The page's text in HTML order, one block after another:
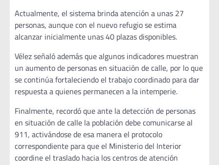
Actualmente, el sistema brinda atención a unas 27
personas, aunque con el nuevo refugio se estima
alcanzar inicialmente unas 40 plazas disponibles.
Vélez señaló además que algunos indicadores muestran
un aumento de personas en situación de calle, por lo que
se continúa fortaleciendo el trabajo coordinado para dar
respuesta a quienes permanecen a la intemperie.
Finalmente, recordó que ante la detección de personas
en situación de calle la población debe comunicarse al
911, activándose de esa manera el protocolo
correspondiente para que el Ministerio del Interior
coordine el traslado hacia los centros de atención